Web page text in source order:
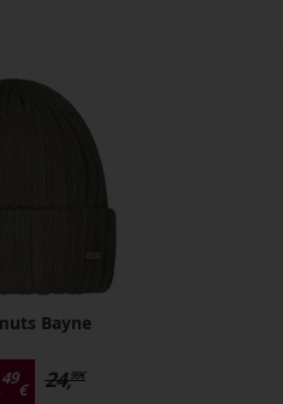
Bayne
49
€ 24,99€